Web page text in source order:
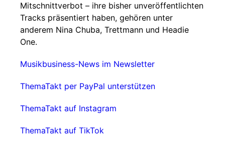
Mitschnittverbot – ihre bisher unveröffentlichten
Tracks präsentiert haben, gehören unter
anderem Nina Chuba, Trettmann und Headie
One.
Musikbusiness-News im Newsletter
ThemaTakt per PayPal unterstützen
ThemaTakt auf Instagram
ThemaTakt auf TikTok